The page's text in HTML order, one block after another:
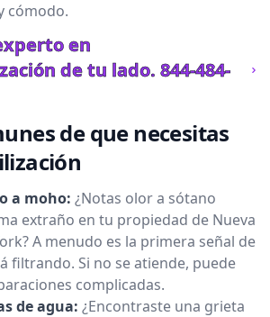
cómodo.
en
de tu lado. 844-484-
de que necesitas
a moho: ¿Notas olor a sótano
extraño en tu propiedad de Nueva
A menudo es la primera señal de
filtrando. Si no se atiende, puede
complicadas.
de agua: ¿Encontraste una grieta